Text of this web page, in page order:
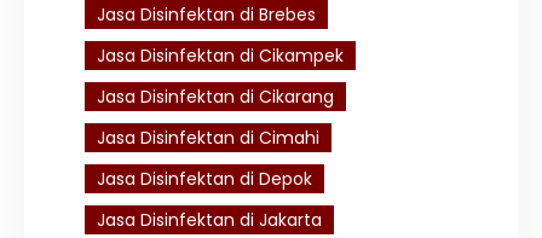
Jasa Disinfektan di Brebes
Jasa Disinfektan di Cikampek
Jasa Disinfektan di Cikarang
Jasa Disinfektan di Cimahi
Jasa Disinfektan di Depok
Jasa Disinfektan di Jakarta